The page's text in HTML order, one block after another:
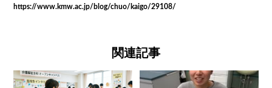
https://www.kmw.ac.jp/blog/chuo/kaigo/29108/
関連記事